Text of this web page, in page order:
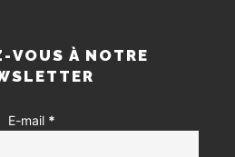
VOUS À NOTRE
E-mail *